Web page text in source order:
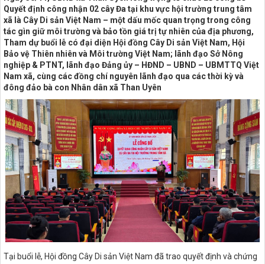
Quyết định công nhận 02 cây Đa tại khu vực hội trường trung tâm
xã là Cây Di sản Việt Nam – một dấu mốc quan trọng trong công
tác gìn giữ môi trường và bảo tồn giá trị tự nhiên của địa phương,
Tham dự buổi lễ có đại diện Hội đồng Cây Di sản Việt Nam, Hội
Bảo vệ Thiên nhiên và Môi trường Việt Nam; lãnh đạo Sở Nông
nghiệp & PTNT, lãnh đạo Đảng ủy – HĐND – UBND – UBMTTQ Việt
Nam xã, cùng các đồng chí nguyên lãnh đạo qua các thời kỳ và
đông đảo bà con Nhân dân xã Than Uyên
Tại buổi lễ, Hội đồng Cây Di sản Việt Nam đã trao quyết định và chứng